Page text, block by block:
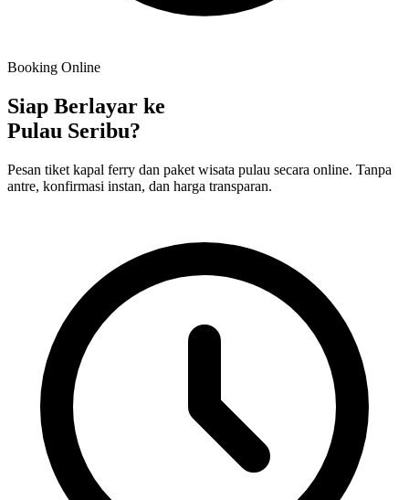
Booking Online
Siap Berlayar ke
Pulau Seribu?
Pesan tiket kapal ferry dan paket wisata pulau secara online. Tanpa
antre, konfirmasi instan, dan harga transparan.